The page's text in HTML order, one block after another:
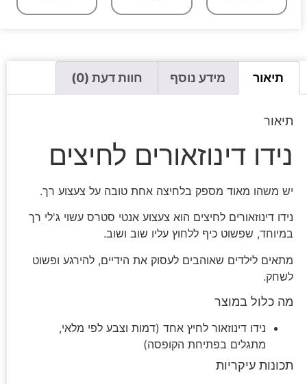
תיאור מידע נוסף חוות דעת (0)
תיאור
נידו דינוזאורים לחיצים
יש משהו מאוד מספק בלחיצה אחת טובה על צעצוע רך.
נידו דינוזאורים לחיצים הוא צעצוע אנטי סטרס עשוי ג'לי רך
במיוחד, שפשוט כיף ללחוץ עליו שוב ושוב.
מתאים לילדים שאוהבים לעסוק את הידיים, להירגע ופשוט
לשחק.
מה כלול במוצר
נידו דינוזאור לחיץ אחד (דמות וצבע לפי מלאי,
מתגלים בפתיחת הקופסה)
תכונות עיקריות